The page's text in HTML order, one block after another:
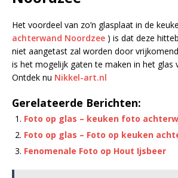
Het voordeel van zo’n glasplaat in de
achterwand Noordzee ) is dat deze
niet aangetast zal worden door
is het mogelijk gaten te maken in het glas
Ontdek nu Nikkel-art.nl
Gerelateerde Berichten:
Foto op glas – keuken foto
Foto op glas – Foto op keuken
Fenomenale Foto op Hout Ijsbeer